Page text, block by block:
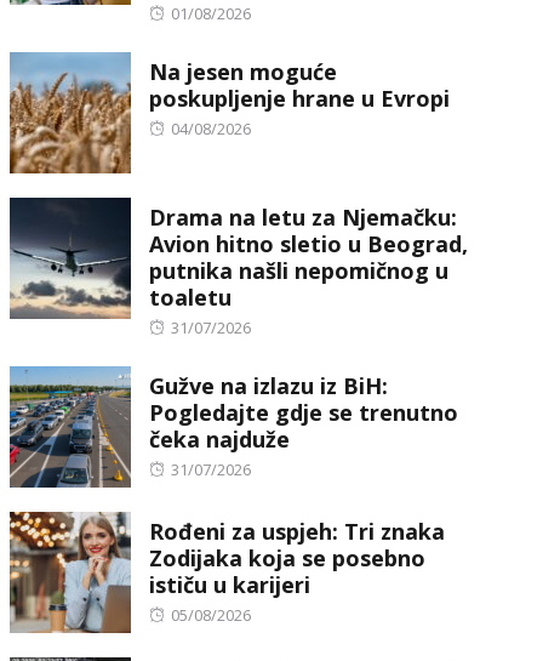
Posted
01/08/2026
Na jesen moguće
poskupljenje hrane u Evropi
Posted
04/08/2026
Drama na letu za Njemačku:
Avion hitno sletio u Beograd,
putnika našli nepomičnog u
toaletu
Posted
31/07/2026
Gužve na izlazu iz BiH:
Pogledajte gdje se trenutno
čeka najduže
Posted
31/07/2026
Rođeni za uspjeh: Tri znaka
Zodijaka koja se posebno
ističu u karijeri
Posted
05/08/2026